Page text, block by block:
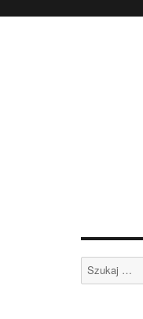
Szukaj: